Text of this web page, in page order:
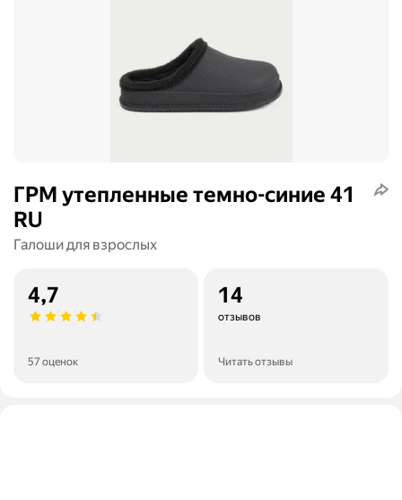
ГРМ утепленные темно-синие 41
RU
Галоши для взрослых
4,7
57 оценок
14
отзывов
Читать отзывы